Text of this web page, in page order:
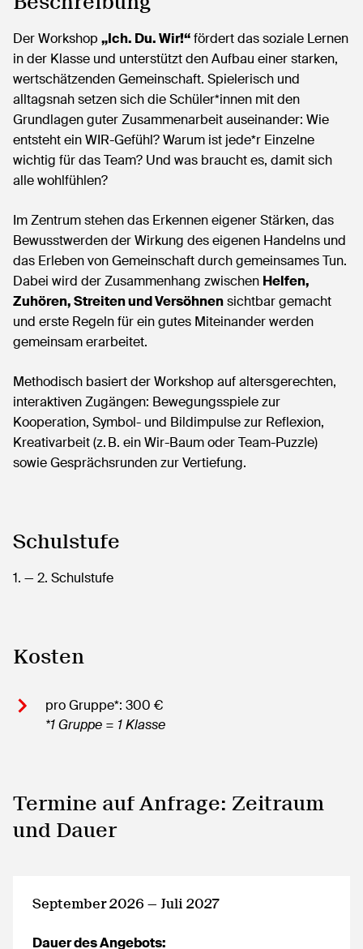
Der Workshop „Ich. Du. Wir!“fördert das soziale Lernen
in der Klasse und unterstützt den Aufbau einer starken,
wertschätzenden Gemeinschaft. Spielerisch und
alltagsnah setzen sich die Schüler*innen mit den
Grundlagen guter Zusammenarbeit auseinander: Wie
entsteht ein WIR-Gefühl? Warum ist jede*r Einzelne
wichtig für das Team? Und was braucht es, damit sich
alle wohlfühlen?
Im Zentrum stehen das Erkennen eigener Stärken, das
Bewusstwerden der Wirkung des eigenen Handelns und
das Erleben von Gemeinschaft durch gemeinsames Tun.
Dabei wird der Zusammenhang zwischen Helfen,
Zuhören, Streiten und Versöhnensichtbar gemacht
und erste Regeln für ein gutes Miteinander werden
gemeinsam erarbeitet.
Methodisch basiert der Workshop auf altersgerechten,
interaktiven Zugängen: Bewegungsspiele zur
Kooperation, Symbol- und Bildimpulse zur Reflexion,
Kreativarbeit (z. B. ein Wir-Baum oder Team-Puzzle)
sowie Gesprächsrunden zur Vertiefung.
Schulstufe
1. — 2. Schulstufe
Kosten
pro Gruppe*: 300 €
*1 Gruppe = 1 Klasse
Termine auf Anfrage: Zeitraum
und Dauer
September 2026 — Juli 2027
Dauer des Angebots: